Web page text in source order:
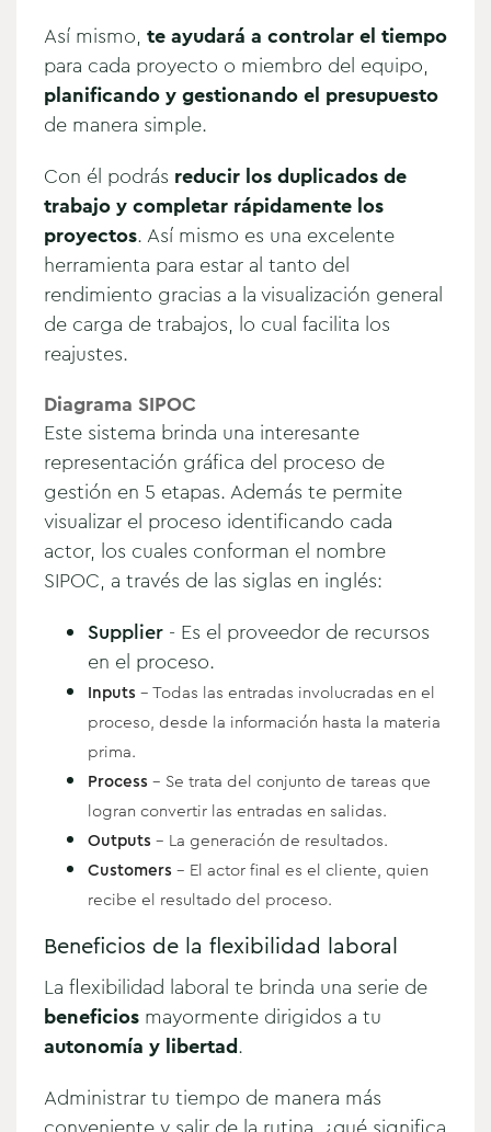
Así mismo, te ayudará a controlar el tiempo
para cada proyecto o miembro del equipo,
planificando y gestionando el presupuesto
de manera simple.
Con él podrás reducir los duplicados de
trabajo y completar rápidamente los
proyectos. Así mismo es una excelente
herramienta para estar al tanto del
rendimiento gracias a la visualización general
de carga de trabajos, lo cual facilita los
reajustes.
Diagrama SIPOC
Este sistema brinda una interesante
representación gráfica del proceso de
gestión en 5 etapas. Además te permite
visualizar el proceso identificando cada
actor, los cuales conforman el nombre
SIPOC, a través de las siglas en inglés:
Supplier - Es el proveedor de recursos
en el proceso.
Inputs - Todas las entradas involucradas en el
proceso, desde la información hasta la materia
prima.
Process - Se trata del conjunto de tareas que
logran convertir las entradas en salidas.
Outputs - La generación de resultados.
Customers - El actor final es el cliente, quien
recibe el resultado del proceso.
Beneficios de la flexibilidad laboral
La flexibilidad laboral te brinda una serie de
beneficios mayormente dirigidos a tu
autonomía y libertad.
Administrar tu tiempo de manera más